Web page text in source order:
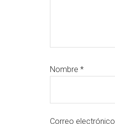
Nombre *
Correo electrónico